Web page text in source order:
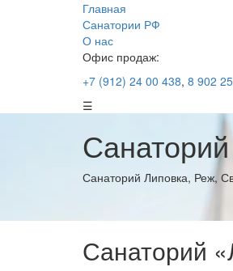
Главная
Санатории РФ
О нас
Офис продаж:
+7 (912) 24 00 438, 8 902
☰
Санаторий Липовка, Реж,
Санаторий